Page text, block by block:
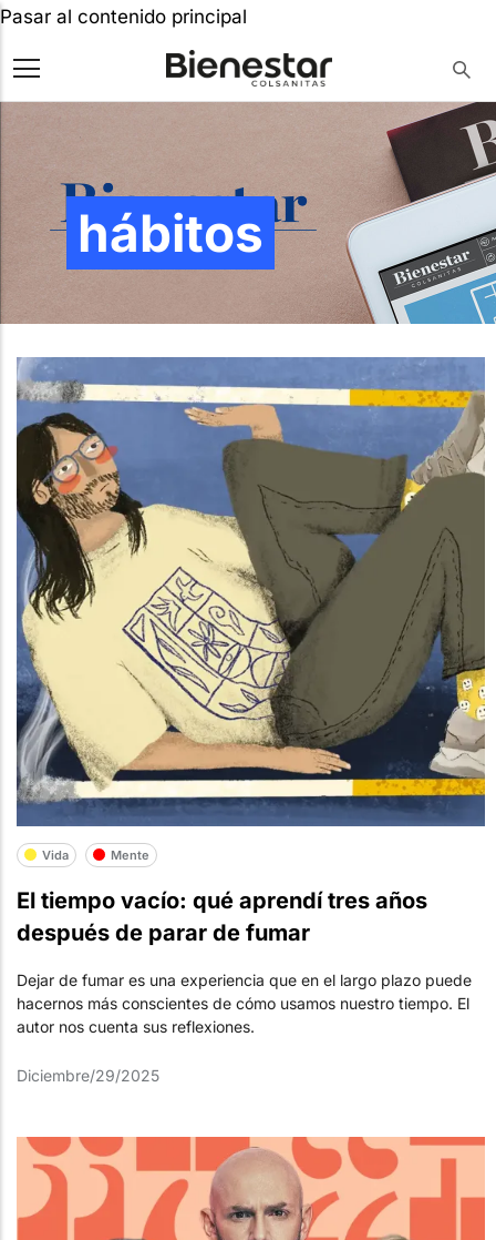
Pasar al contenido principal
hábitos
Vida Mente
El tiempo vacío: qué aprendí tres años
después de parar de fumar
Dejar de fumar es una experiencia que en el largo plazo puede
hacernos más conscientes de cómo usamos nuestro tiempo. El
autor nos cuenta sus reflexiones.
Diciembre/29/2025